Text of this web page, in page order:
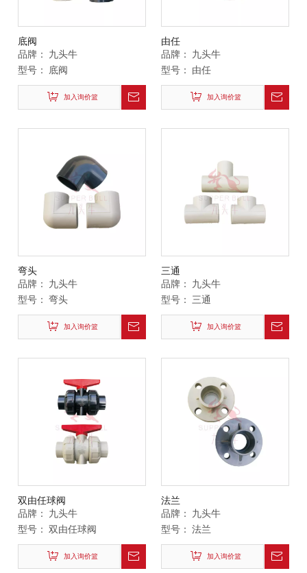
底阀
品牌：
九头牛
型号：
底阀
加入询价篮
由任
品牌：
九头牛
型号：
由任
加入询价篮
弯头
品牌：
九头牛
型号： 弯头
加入询价篮
三通
品牌：
九头牛
型号：
三通
加入询价篮
双由任球阀
品牌：
九头牛
型号： 双由任球阀
加入询价篮
法兰
品牌：
九头牛
型号： 法兰
加入询价篮